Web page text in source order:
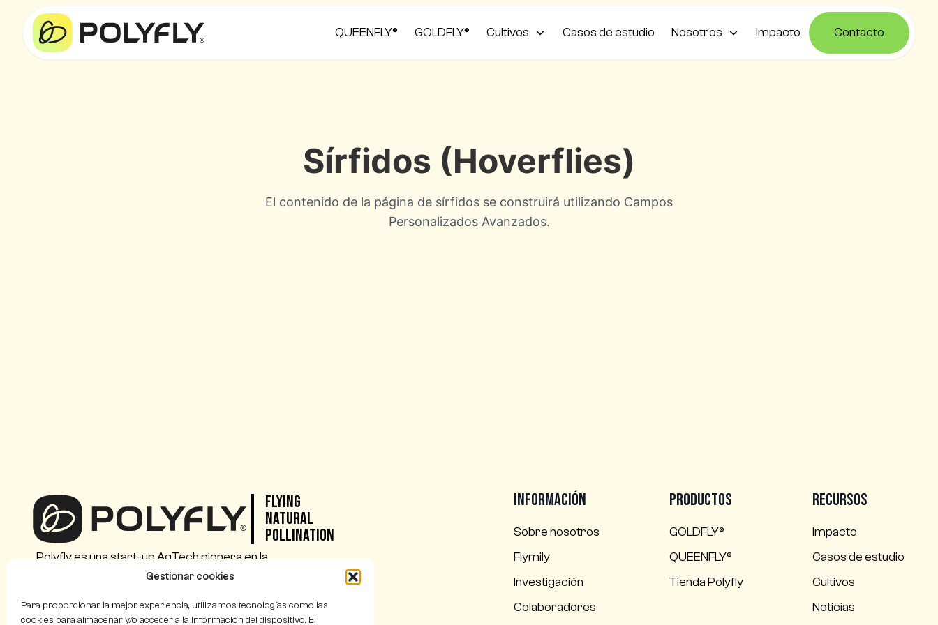
Gestionar cookies
Para proporcionar la mejor experiencia, utilizamos tecnologías como las
cookies para almacenar y/o acceder a la información del dispositivo. El
QUEENFLY® GOLDFLY® Cultivos Casos de estudio Nosotros Impacto Contacto
Sírfidos (Hoverflies)
El contenido de la página de sírfidos se construirá utilizando Campos
Personalizados Avanzados.
Flying
Natural
Pollination
Polyfly es una start-up AgTech pionera en la
producción de sírfidos (hoverflies) como
Información
Sobre nosotros
Flymily
Investigación
Colaboradores
Productos
GOLDFLY®
QUEENFLY®
Tienda Polyfly
Recursos
Impacto
Casos de estudio
Cultivos
Noticias